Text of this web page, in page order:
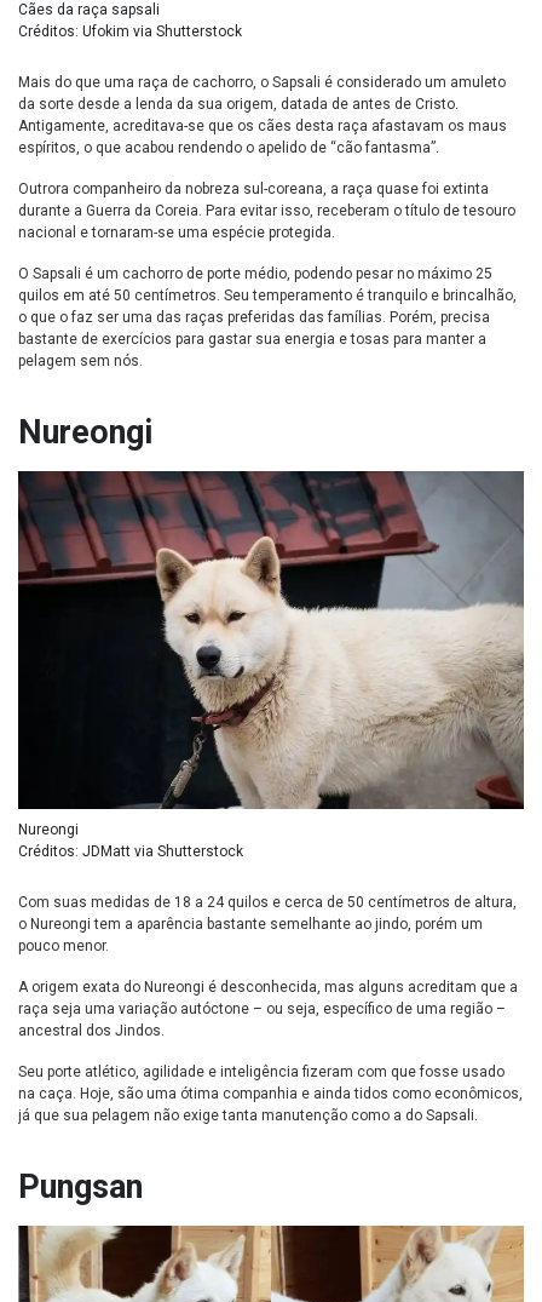
Cães da raça sapsali
Créditos: Ufokim via Shutterstock
Mais do que uma raça de cachorro, o Sapsali é considerado um amuleto
da sorte desde a lenda da sua origem, datada de antes de Cristo.
Antigamente, acreditava-se que os cães desta raça afastavam os maus
espíritos, o que acabou rendendo o apelido de “cão fantasma”.
Outrora companheiro da nobreza sul-coreana, a raça quase foi extinta
durante a Guerra da Coreia. Para evitar isso, receberam o título de tesouro
nacional e tornaram-se uma espécie protegida.
O Sapsali é um cachorro de porte médio, podendo pesar no máximo 25
quilos em até 50 centímetros. Seu temperamento é tranquilo e brincalhão,
o que o faz ser uma das raças preferidas das famílias. Porém, precisa
bastante de exercícios para gastar sua energia e tosas para manter a
pelagem sem nós.
Nureongi
Nureongi
Créditos: JDMatt via Shutterstock
Com suas medidas de 18 a 24 quilos e cerca de 50 centímetros de altura,
o Nureongi tem a aparência bastante semelhante ao jindo, porém um
pouco menor.
A origem exata do Nureongi é desconhecida, mas alguns acreditam que a
raça seja uma variação autóctone – ou seja, específico de uma região –
ancestral dos Jindos.
Seu porte atlético, agilidade e inteligência fizeram com que fosse usado
na caça. Hoje, são uma ótima companhia e ainda tidos como econômicos,
já que sua pelagem não exige tanta manutenção como a do Sapsali.
Pungsan